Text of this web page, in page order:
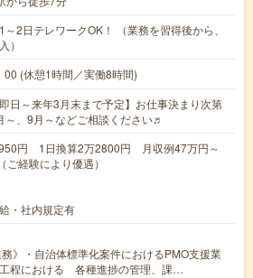
2日テレワークOK！ （業務を習得後から、
）
(休憩1時間／実働8時間)
即日～来年3月末まで予定】お仕事決まり次第
～、9月～などご相談ください♬
円 1日換算2万2800円 月収例47万円～
ご経験により優遇）
・社内規定有
務》・自治体標準化案件におけるPMO支援業
程における 各種進捗の管理、課…